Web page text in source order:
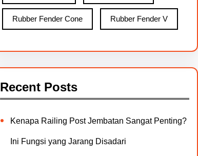
Rubber Fender Cone Rubber Fender V
Recent Posts
Kenapa Railing Post Jembatan Sangat Penting?
Ini Fungsi yang Jarang Disadari